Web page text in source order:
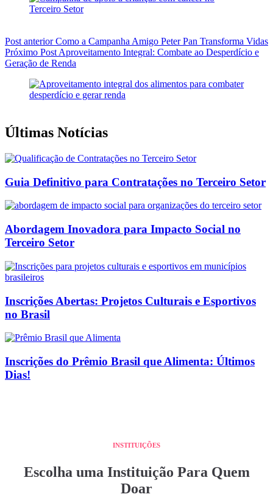
Post anteriorComo a Campanha Amigo Peter Pan Transforma Vidas
Próximo Post Aproveitamento Integral: Combate ao Desperdício e
Geração de Renda
Últimas Notícias
Guia Definitivo para Contratações no Terceiro Setor
Abordagem Inovadora para Impacto Social no
Terceiro Setor
Inscrições Abertas: Projetos Culturais e Esportivos
no Brasil
Inscrições do Prêmio Brasil que Alimenta: Últimos
Dias!
INSTITUIÇÕES
Escolha uma Instituição Para Quem
Doar